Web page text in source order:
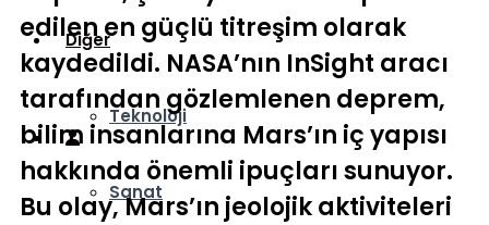
Diğer
Teknoloji
Sanat
edilen en güçlü titreşim olarak
kaydedildi. NASA’nın InSight aracı
tarafından gözlemlenen deprem,
bilim insanlarına Mars’ın iç yapısı
hakkında önemli ipuçları sunuyor.
Bu olay, Mars’ın jeolojik aktiviteleri